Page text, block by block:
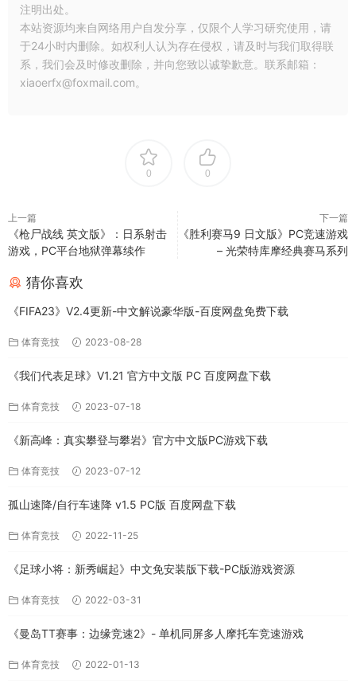
注明出处。
本站资源均来自网络用户自发分享，仅限个人学习研究使用，请
于24小时内删除。如权利人认为存在侵权，请及时与我们取得联
系，我们会及时修改删除，并向您致以诚挚歉意。联系邮箱：
xiaoerfx@foxmail.com。
0 0
上一篇
《枪尸战线 英文版》：日系射击
游戏，PC平台地狱弹幕续作
下一篇
《胜利赛马9 日文版》PC竞速游戏
– 光荣特库摩经典赛马系列
猜你喜欢
《FIFA23》V2.4更新-中文解说豪华版-百度网盘免费下载
体育竞技 2023-08-28
《我们代表足球》V1.21 官方中文版 PC 百度网盘下载
体育竞技 2023-07-18
《新高峰：真实攀登与攀岩》官方中文版PC游戏下载
体育竞技 2023-07-12
孤山速降/自行车速降 v1.5 PC版 百度网盘下载
体育竞技 2022-11-25
《足球小将：新秀崛起》中文免安装版下载-PC版游戏资源
体育竞技 2022-03-31
《曼岛TT赛事：边缘竞速2》- 单机同屏多人摩托车竞速游戏
体育竞技 2022-01-13